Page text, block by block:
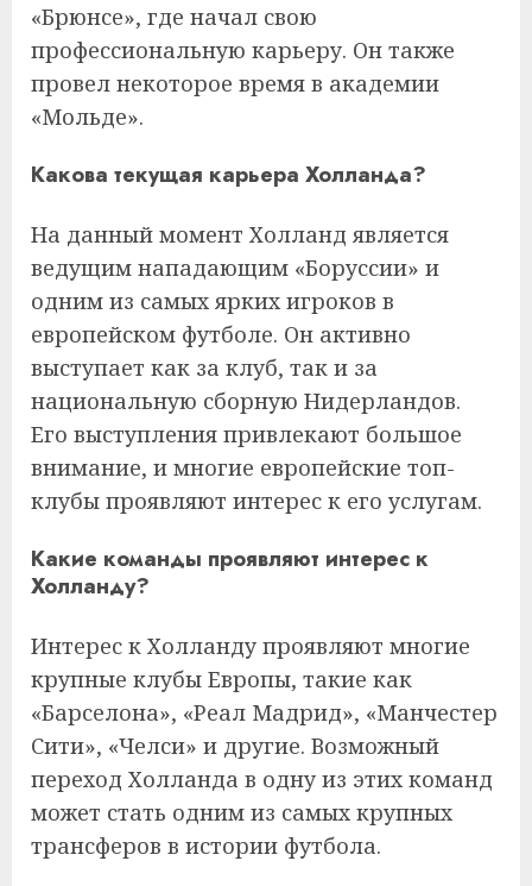
«Брюнсе», где начал свою
профессиональную карьеру. Он также
провел некоторое время в академии
«Мольде».
Какова текущая карьера Холланда?
На данный момент Холланд является
ведущим нападающим «Боруссии» и
одним из самых ярких игроков в
европейском футболе. Он активно
выступает как за клуб, так и за
национальную сборную Нидерландов.
Его выступления привлекают большое
внимание, и многие европейские топ-
клубы проявляют интерес к его услугам.
Какие команды проявляют интерес к
Холланду?
Интерес к Холланду проявляют многие
крупные клубы Европы, такие как
«Барселона», «Реал Мадрид», «Манчестер
Сити», «Челси» и другие. Возможный
переход Холланда в одну из этих команд
может стать одним из самых крупных
трансферов в истории футбола.